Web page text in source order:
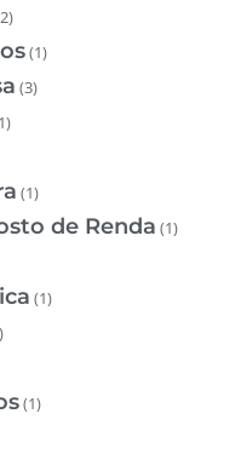
(1)
(3)
(1)
de Renda (1)
(1)
(1)